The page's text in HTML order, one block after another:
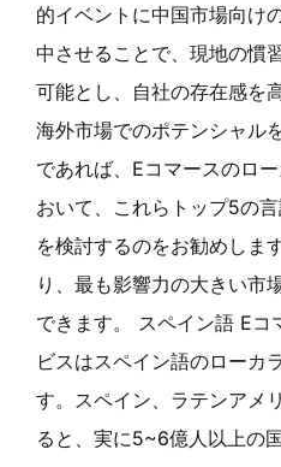
的イベントに中国市場向け
中させることで、現地の慣
可能とし、自社の存在感を
海外市場でのポテンシャル
であれば、Eコマースのロ
おいて、これらトップ5の
を検討するのをお勧めしま
り、最も影響力の大きい市
できます。 スペイン語 Eコ
ビスはスペイン語のローカ
す。スペイン、ラテンアメ
ると、実に5~6億人以上の